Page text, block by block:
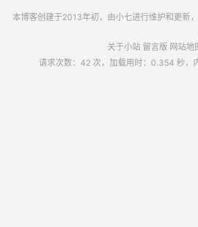
本博客创建于2013年初，由小七进行维护和更新
关于小站 留言版 网站地
请求次数：42 次，加载用时：0.354 秒，